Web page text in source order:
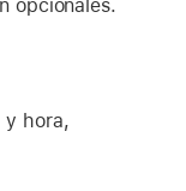
opcionales.
y hora,